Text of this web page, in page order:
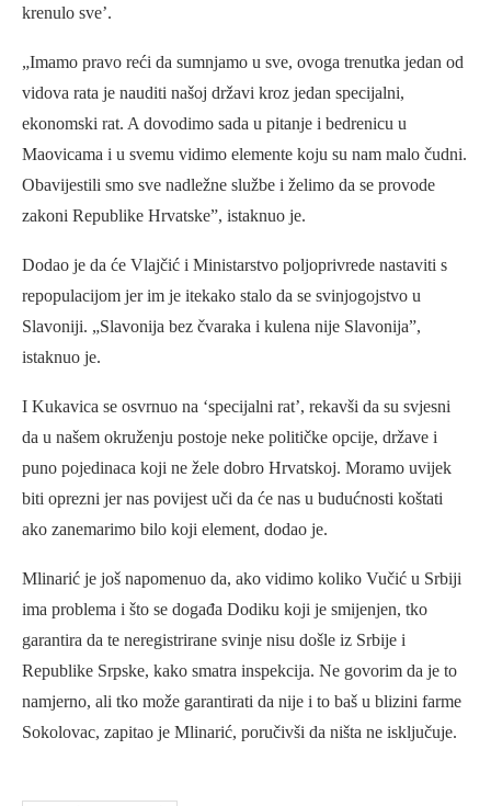
krenulo sve’.
„Imamo pravo reći da sumnjamo u sve, ovoga trenutka jedan od
vidova rata je nauditi našoj državi kroz jedan specijalni,
ekonomski rat. A dovodimo sada u pitanje i bedrenicu u
Maovicama i u svemu vidimo elemente koju su nam malo čudni.
Obavijestili smo sve nadležne službe i želimo da se provode
zakoni Republike Hrvatske”, istaknuo je.
Dodao je da će Vlajčić i Ministarstvo poljoprivrede nastaviti s
repopulacijom jer im je itekako stalo da se svinjogojstvo u
Slavoniji. „Slavonija bez čvaraka i kulena nije Slavonija”,
istaknuo je.
I Kukavica se osvrnuo na ‘specijalni rat’, rekavši da su svjesni
da u našem okruženju postoje neke političke opcije, države i
puno pojedinaca koji ne žele dobro Hrvatskoj. Moramo uvijek
biti oprezni jer nas povijest uči da će nas u budućnosti koštati
ako zanemarimo bilo koji element, dodao je.
Mlinarić je još napomenuo da, ako vidimo koliko Vučić u Srbiji
ima problema i što se događa Dodiku koji je smijenjen, tko
garantira da te neregistrirane svinje nisu došle iz Srbije i
Republike Srpske, kako smatra inspekcija. Ne govorim da je to
namjerno, ali tko može garantirati da nije i to baš u blizini farme
Sokolovac, zapitao je Mlinarić, poručivši da ništa ne isključuje.